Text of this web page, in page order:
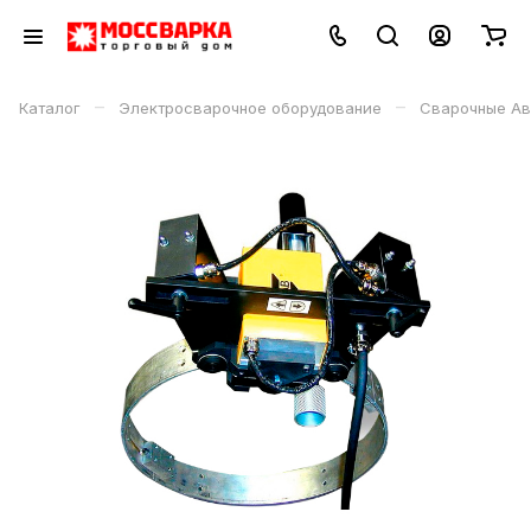
Каталог – Электросварочное оборудование – Сварочные